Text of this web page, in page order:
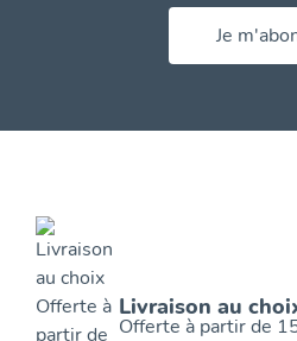
Je
Livraison au
Offerte à partir de